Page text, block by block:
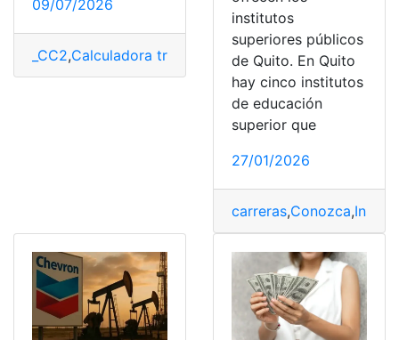
09/07/2026
_CC2,Calculadora tributaria cálculos,Consultas,
institutos
superiores públicos
de Quito. En Quito
hay cinco institutos
de educación
superior que
27/01/2026
carreras,Conozca,